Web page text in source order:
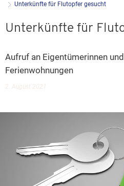
Unterkünfte für Flutopfer gesucht
Unterkünfte für
Aufruf an Eigentümerinnen
Ferienwohnungen
2. August 2021